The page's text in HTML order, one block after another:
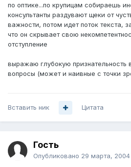
по оптике...по крупицам собираешь
консультанты раздувают щеки от
важности, потом идет поток текста,
что он скрывает свою
отступление
выражаю глубокую признательность
вопросы (может и наивные с точки
Вставить ник Цитата
Гость
Опубликовано 29 марта, 2004